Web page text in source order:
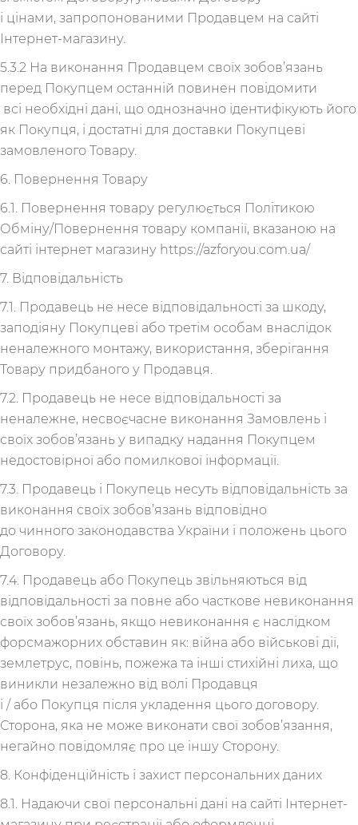
і цінами, запропонованими Продавцем на сайті
Інтернет-магазину.
5.3.2 На виконання Продавцем своїх зобов’язань
перед Покупцем останній повинен повідомити
всі необхідні дані, що однозначно ідентифікують його
як Покупця, і достатні для доставки Покупцеві
замовленого Товару.
6. Повернення Товару
6.1. Повернення товару регулюється Політикою
Обміну/Повернення товару компанії, вказаною на
сайті інтернет магазину https://azforyou.com.ua/
7. Відповідальність
7.1. Продавець не несе відповідальності за шкоду,
заподіяну Покупцеві або третім особам внаслідок
неналежного монтажу, використання, зберігання
Товару придбаного у Продавця.
7.2. Продавець не несе відповідальності за
неналежне, несвоєчасне виконання Замовлень і
своїх зобов’язань у випадку надання Покупцем
недостовірної або помилкової інформації.
7.3. Продавець і Покупець несуть відповідальність за
виконання своїх зобов’язань відповідно
до чинного законодавства України і положень цього
Договору.
7.4. Продавець або Покупець звільняються від
відповідальності за повне або часткове невиконання
своїх зобов’язань, якщо невиконання є наслідком
форсмажорних обставин як: війна або військові дії,
землетрус, повінь, пожежа та інші стихійні лиха, що
виникли незалежно від волі Продавця
і / або Покупця після укладення цього договору.
Сторона, яка не може виконати свої зобов’язання,
негайно повідомляє про це іншу Сторону.
8. Конфіденційність і захист персональних даних
8.1. Надаючи свої персональні дані на сайті Інтернет-